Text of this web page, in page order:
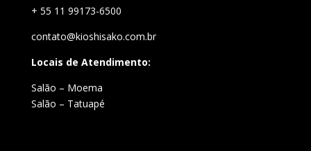
+ 55 11 99173-6500
contato@kioshisako.com.br
Locais de Atendimento:
Salão – Moema
Salão – Tatuapé